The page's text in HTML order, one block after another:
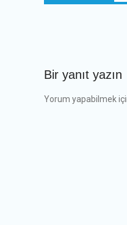
Bir yanıt yazın
Yorum yapabilmek